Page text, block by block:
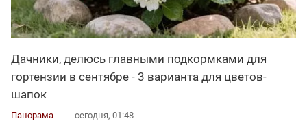
Дачники, делюсь главными подкормками для
гортензии в сентябре - 3 варианта для цветов-
шапок
Панорама сегодня, 01:48